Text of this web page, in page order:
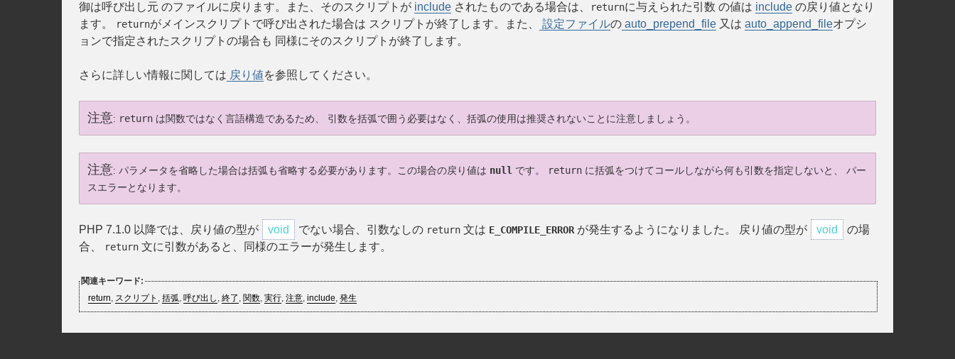
御は呼び出し元 のファイルに戻ります。また、そのスクリプトが include されたものである場合は、 returnに与えられた引数 の値は include の戻り値となり
ます。
returnがメインスクリプトで呼び出された場合は スクリプトが終了します。また、 設定ファイルの auto_prepend_file 又は auto_append_fileオプシ
ョンで指定されたスクリプトの場合も 同様にそのスクリプトが終了します。
さらに詳しい情報に関しては 戻り値を参照してください。
注意: return は関数ではなく言語構造であるため、 引数を括弧で囲う必要はなく、括弧の使用は推奨されないことに注意しましょう。
注意: パラメータを省略した場合は括弧も省略する必要があります。この場合の戻り値は null です。 return に括弧をつけてコールしながら何も引数を指定しないと、 パー
スエラーとなります。
PHP 7.1.0 以降では、戻り値の型が void でない場合、引数なしの return 文は E_COMPILE_ERROR が発生するようになりました。 戻り値の型が void
の場
合、
return 文に引数があると、同様のエラーが発生します。
関連キーワード:
return, スクリプト , 括弧, 呼び出し , 終了 , 関数, 実行, 注意, include, 発生